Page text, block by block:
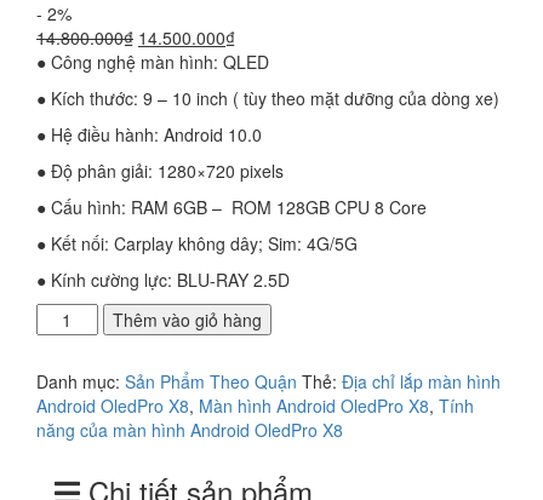
- 2%
14.800.000₫ Giá
gốc
14.800.000₫.
14.500.000₫Giá
hiện
là:
14.500.000₫.
● Công nghệ màn hình: QLED
● Kích thước: 9 – 10 inch ( tùy theo mặt dưỡng của dòng xe)
● Hệ điều hành: Android 10.0
● Độ phân giải: 1280×720 pixels
● Cấu hình: RAM 6GB – ROM 128GB CPU 8 Core
● Kết nối: Carplay không dây; Sim: 4G/5G
● Kính cường lực: BLU-RAY 2.5D
chỉ
màn
hình
Android
X8
Thêm vào giỏ hàng
Danh mục: Sản Phẩm Theo Quận Thẻ: Địa chỉ lắp màn hình
Android OledPro X8, Màn hình Android OledPro X8, Tính
năng của màn hình Android OledPro X8
Chi tiết sản phẩm